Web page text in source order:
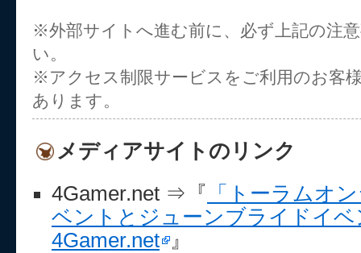
※外部サイトへ進む前に、必ず上記の注
い。
※アクセス制限サービスをご利用のお客
あります。
メディアサイトのリンク
4Gamer.net ⇒『
「トーラムオ
ベントとジューンブライドイベ
4Gamer.net
』